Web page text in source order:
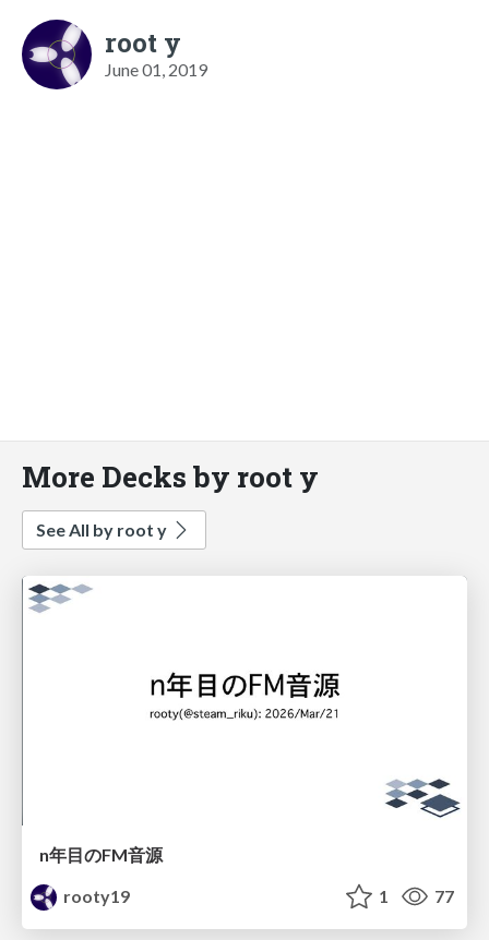
root y
June 01, 2019
More Decks by root y
See All by root y
n年目のFM音源
rooty19
1 77